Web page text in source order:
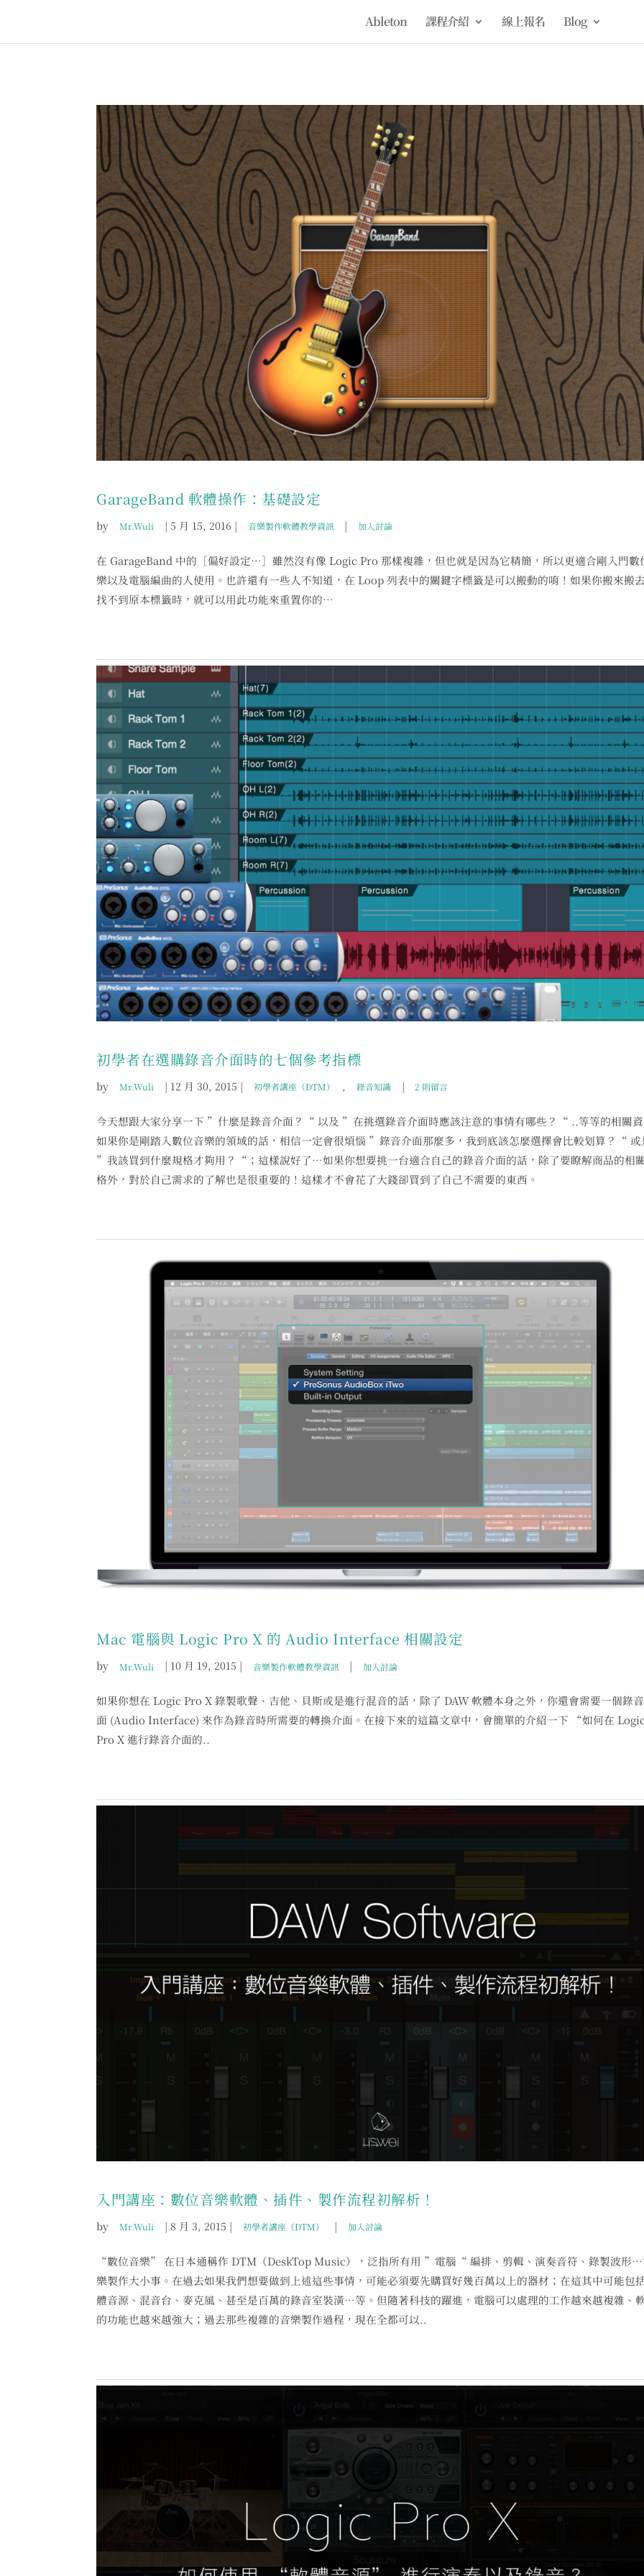
Ableton 課程介紹 線上報名 Blog
GarageBand 軟體操作：基礎設定
by Mr.Wuli | 5 月 15, 2016 | 音樂製作軟體教學資訊 | 加入討論
在 GarageBand 中的［偏好設定…］雖然沒有像 Logic Pro 那樣複雜，但也就是因為它精簡，所以更適合剛入門數
樂以及電腦編曲的人使用。也許還有一些人不知道，在 Loop 列表中的關鍵字標籤是可以搬動的唷！如果你搬來搬
找不到原本標籤時，就可以用此功能來重置你的…
初學者在選購錄音介面時的七個參考指標
by Mr.Wuli | 12 月 30, 2015 | 初學者講座（DTM） , 錄音知識 | 2 則留言
今天想跟大家分享一下 ”什麼是錄音介面？“ 以及 ”在挑選錄音介面時應該注意的事情有哪些？“ ..等等的相關
如果你是剛踏入數位音樂的領域的話，相信一定會很煩惱 ”錄音介面那麼多，我到底該怎麼選擇會比較划算？“ 或
”我該買到什麼規格才夠用？“；這樣說好了…如果你想要挑一台適合自己的錄音介面的話，除了要瞭解商品的相
格外，對於自己需求的了解也是很重要的！這樣才不會花了大錢卻買到了自己不需要的東西。
Mac 電腦與 Logic Pro X 的 Audio Interface 相關設定
by Mr.Wuli | 10 月 19, 2015 | 音樂製作軟體教學資訊 | 加入討論
如果你想在 Logic Pro X 錄製歌聲、吉他、貝斯或是進行混音的話，除了 DAW 軟體本身之外，你還會需要一個錄
面 (Audio Interface) 來作為錄音時所需要的轉換介面。在接下來的這篇文章中，會簡單的介紹一下 “如何在
Pro X 進行錄音介面的..
入門講座：數位音樂軟體、插件、製作流程初解析！
by Mr.Wuli | 8 月 3, 2015 | 初學者講座（DTM） | 加入討論
“數位音樂” 在日本通稱作 DTM（DeskTop Music），泛指所有用 ”電腦“ 編排、剪輯、演奏音符、錄製波形
樂製作大小事。在過去如果我們想要做到上述這些事情，可能必須要先購買好幾百萬以上的器材；在這其中可能包
體音源、混音台、麥克風、甚至是百萬的錄音室裝潢…等。但隨著科技的躍進，電腦可以處理的工作越來越複雜、
的功能也越來越強大；過去那些複雜的音樂製作過程，現在全都可以..